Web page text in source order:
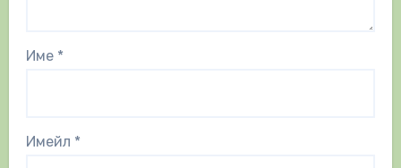
Име *
Имейл *